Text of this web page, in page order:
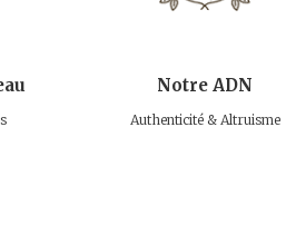
Notre ADN
Authenticité & Altruisme